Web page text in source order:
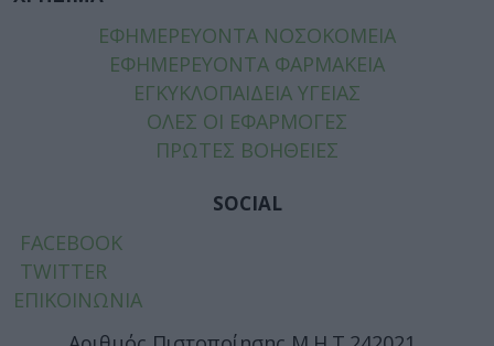
ΕΦΗΜΕΡΕΥΟΝΤΑ ΝΟΣΟΚΟΜΕΙΑ
ΕΦΗΜΕΡΕΥΟΝΤΑ ΦΑΡΜΑΚΕΙΑ
ΕΓΚΥΚΛΟΠΑΙΔΕΙΑ ΥΓΕΙΑΣ
ΟΛΕΣ ΟΙ ΕΦΑΡΜΟΓΕΣ
ΠΡΩΤΕΣ ΒΟΗΘΕΙΕΣ
SOCIAL
FACEBOOK
TWITTER
ΕΠΙΚΟΙΝΩΝΙΑ